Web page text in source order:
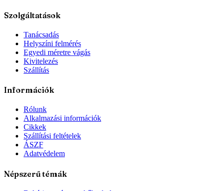
Szolgáltatások
Tanácsadás
Helyszíni felmérés
Egyedi méretre vágás
Kivitelezés
Szállítás
Információk
Rólunk
Alkalmazási információk
Cikkek
Szállítási feltételek
ÁSZF
Adatvédelem
Népszerű témák